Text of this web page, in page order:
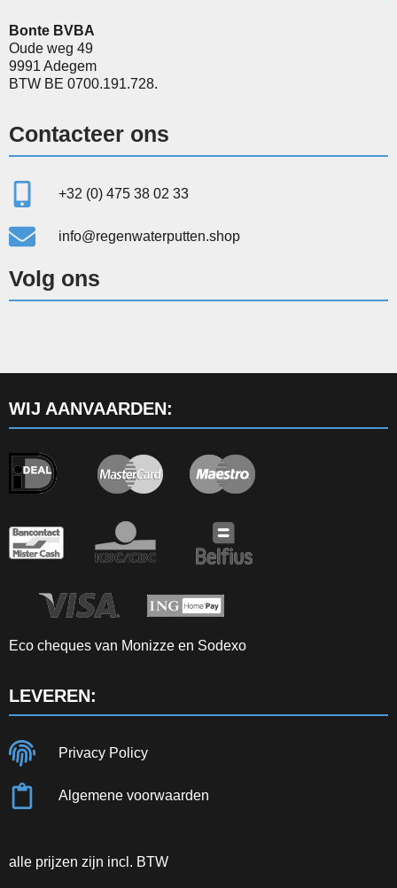
Bonte BVBA
Oude weg 49
9991 Adegem
BTW BE 0700.191.728.
Contacteer ons
+32 (0) 475 38 02 33
info@regenwaterputten.shop
Volg ons
WIJ AANVAARDEN:
Eco cheques van Monizze en Sodexo
LEVEREN:
Privacy Policy
Algemene voorwaarden
alle prijzen zijn incl. BTW